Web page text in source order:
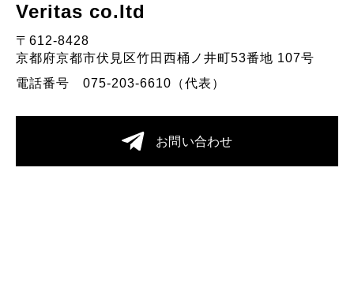
Veritas co.Itd
〒612-8428
京都府京都市伏見区竹田西桶ノ井町53番地 107号
電話番号 075-203-6610（代表）